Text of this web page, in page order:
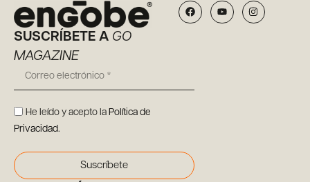
SUSCRÍBETE A GO
MAGAZINE
He leído y acepto la Política de
Privacidad.
Suscríbete